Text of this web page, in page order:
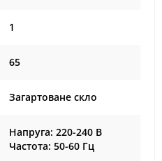
1
65
Загартоване скло
Напруга: 220-240 В
Частота: 50-60 Гц